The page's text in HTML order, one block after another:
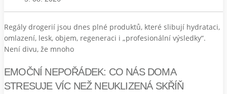
Regály drogerií jsou dnes plné produktů, které slibují hydrataci,
omlazení, lesk, objem, regeneraci i „profesionální výsledky“.
Není divu, že mnoho
EMOČNÍ NEPOŘÁDEK: CO NÁS DOMA
STRESUJE VÍC NEŽ NEUKLIZENÁ SKŘÍŇ